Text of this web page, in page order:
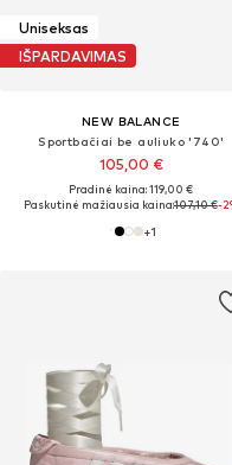
Uniseksas
IŠPARDAVIMAS
NEW BALANCE
Sportbačiai be auliuko '740'
105,00 €
Pradinė kaina: 119,00 €
Paskutinė mažiausia kaina:107,10 €-
+1